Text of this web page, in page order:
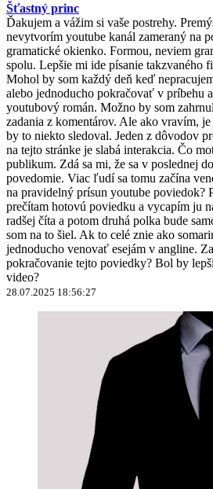
Šťastný princ
Ďakujem a vážim si vaše postrehy.
nevytvorím youtube kanál zameraný na
gramatické okienko. Formou, neviem
spolu. Lepšie mi ide písanie takzvaného
Mohol by som každý deň keď
alebo jednoducho pokračovať v príbehu
youtubový román. Možno by som
zadania z komentárov. Ale ako vravím,
by to niekto sledoval. Jeden z dôvodov
na tejto stránke je slabá interakcia. Čo
publikum. Zdá sa mi, že sa v poslednej
povedomie. Viac ľudí sa tomu začína
na pravidelný prísun youtube poviedok?
prečítam hotovú poviedku a vycapím ju
radšej číta a potom druhá polka bude
som na to šiel. Ak to celé znie ako
jednoducho venovať esejám v angline.
pokračovanie tejto poviedky? Bol by
video?
28.07.2025 18:56:27